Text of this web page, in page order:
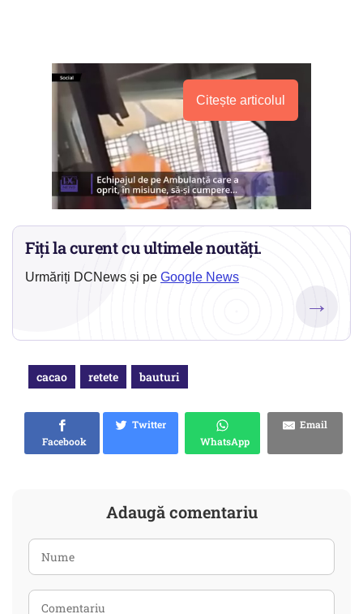
Citește articolul
Fiți la curent cu ultimele noutăți.
Urmăriți DCNews și pe Google News
→
cacao retete bauturi
Facebook
Twitter
WhatsApp
Email
Adaugă comentariu